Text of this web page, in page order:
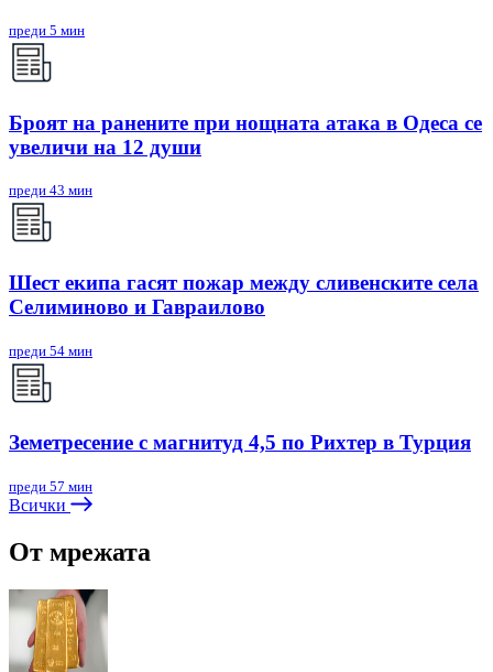
преди 5 мин
Броят на ранените при нощната атака в Одеса се
увеличи на 12 души
преди 43 мин
Шест екипа гасят пожар между сливенските села
Селиминово и Гавраилово
преди 54 мин
Земетресение с магнитуд 4,5 по Рихтер в Турция
преди 57 мин
Всички
От мрежата